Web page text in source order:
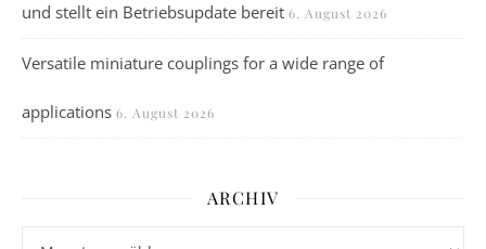
und stellt ein Betriebsupdate bereit 6. August 2026
Versatile miniature couplings for a wide range of
applications 6. August 2026
ARCHIV